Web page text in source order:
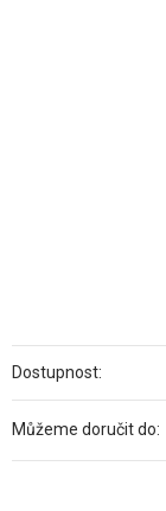
Dostupnost:
Můžeme doručit do: